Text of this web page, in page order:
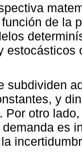
de la
subdividen
y
Por otro
es